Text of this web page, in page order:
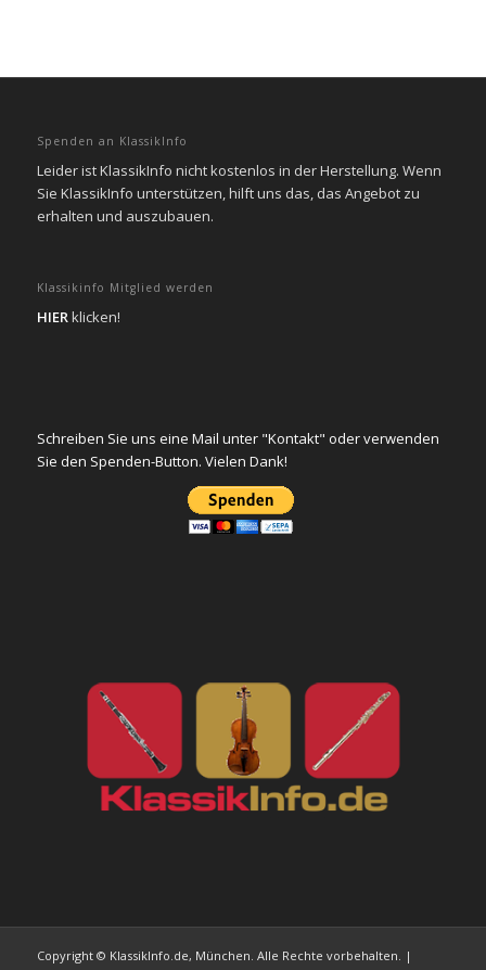
Spenden an KlassikInfo
Leider ist KlassikInfo nicht kostenlos in der Herstellung. Wenn
Sie KlassikInfo unterstützen, hilft uns das, das Angebot zu
erhalten und auszubauen.
Klassikinfo Mitglied werden
HIERklicken!
Schreiben Sie uns eine Mail unter "Kontakt" oder verwenden
Sie den Spenden-Button. Vielen Dank!
Copyright © KlassikInfo.de, München. Alle Rechte vorbehalten. |